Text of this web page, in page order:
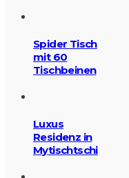
Spider Tisch
mit 60
Tischbeinen
Luxus
Residenz in
Mytischtschi